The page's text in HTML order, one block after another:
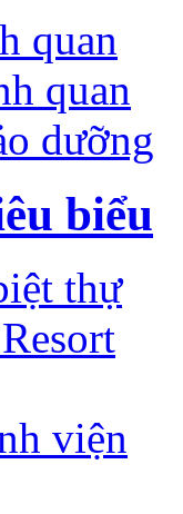
quan
quan
dưỡng
biểu
thự
viện